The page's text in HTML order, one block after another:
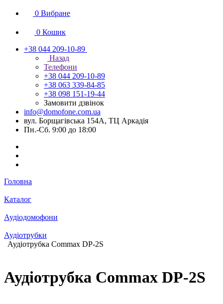
0 Вибране
0 Кошик
+38 044 209-10-89
Назад
Телефони
+38 044 209-10-89
+38 063 339-84-85
+38 098 151-19-44
Замовити дзвінок
info@domofone.com.ua
вул. Борщагівська 154А, ТЦ Аркадія
Пн.-Сб. 9:00 до 18:00
Головна
Каталог
Аудіодомофони
Аудіотрубки
Аудіотрубка Commax DP-2S
Аудіотрубка Commax DP-2S